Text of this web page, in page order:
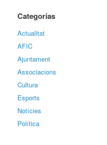
Categorías
Actualitat
AFIC
Ajuntament
Associacions
Cultura
Esports
Notícies
Política